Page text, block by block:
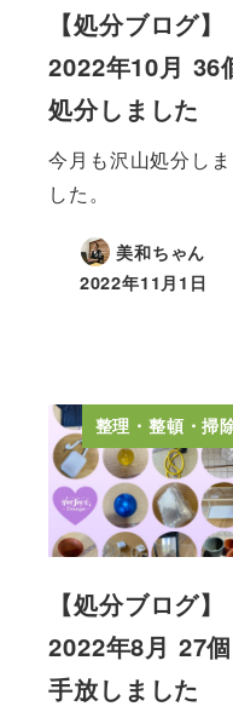
【処分ブログ】
2022年10月 36
処分しました
今月も沢山処分しま
した。
美和ちゃん
2022年11月1日
整理・整頓・掃
【処分ブログ】
2022年8月 27個
手放しました